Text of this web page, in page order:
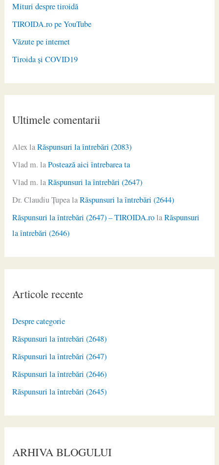
Mituri despre tiroidă
TIROIDA.ro pe YouTube
Văzute pe internet
Tiroida și COVID19
Ultimele comentarii
AlexlaRăspunsuri la întrebări (2083)
Vlad m. laPostează aici întrebarea ta
Vlad m. laRăspunsuri la întrebări (2647)
Dr. Claudiu ŢupealaRăspunsuri la întrebări (2644)
Răspunsuri la întrebări (2647) – TIROIDA.rolaRăspunsuri
la întrebări (2646)
Articole recente
Despre categorie
Răspunsuri la întrebări (2648)
Răspunsuri la întrebări (2647)
Răspunsuri la întrebări (2646)
Răspunsuri la întrebări (2645)
ARHIVA BLOGULUI